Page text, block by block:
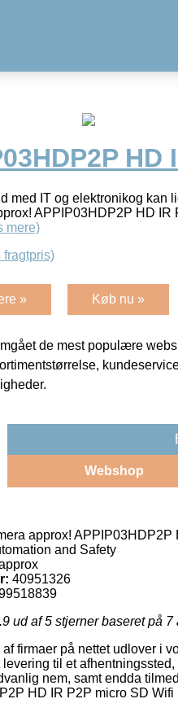
med IT og elektronikog kan
APPIP03HDP2P HD
mere)
fragtpris)
» Køb nu »
de mest populære
Webshop
approx!
and Safety
40951326
ud af 5 stjerner baseret på 7
firmaer på nettet udlover i
til et
nem, samt endda
HD IR P2P micro SD Wifi